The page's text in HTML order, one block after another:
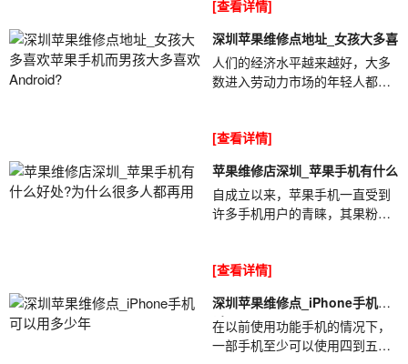
苹果手机意味着要...
[查看详情]
深圳苹果维修点地址_女孩大多喜
人们的经济水平越来越好，大多
数进入劳动力市场的年轻人都有
果维修点地...
[查看详情]
苹果维修店深圳_苹果手机有什么
自成立以来，苹果手机一直受到
许多手机用户的青睐，其果粉遍
维修店深圳_苹果...
[查看详情]
深圳苹果维修点_iPhone手机可
以
在以前使用功能手机的情况下，
一部手机至少可以使用四到五